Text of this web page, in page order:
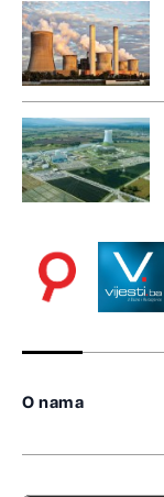
O nama